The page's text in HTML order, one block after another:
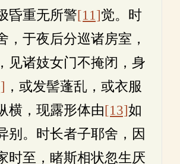
昏重无所警[11]觉。时
，于夜后分巡诸房室，
见诸妓女门不掩闭，身
，或发髻蓬乱，或衣服
横，现露形体由[13]如
别。时长者子耶舍，因
时至，睹斯相状忽生厌